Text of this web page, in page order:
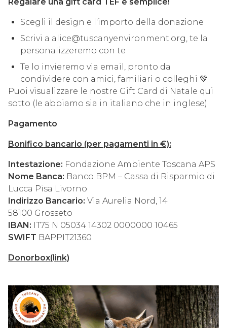
Scegli il design e l'importo della donazione
Scrivi a alice@tuscanyenvironment.org, te la
personalizzeremo con te
Te lo invieremo via email, pronto da
condividere con amici, familiari o colleghi 💚
Puoi visualizzare le nostre Gift Card di Natale qui
sotto (le abbiamo sia in italiano che in inglese)
Pagamento
Bonifico bancario (per pagamenti in €):
Intestazione: Fondazione Ambiente Toscana APS
Nome Banca: Banco BPM – Cassa di Risparmio di
Lucca Pisa Livorno
Indirizzo Bancario: Via Aurelia Nord, 14
58100 Grosseto
IBAN: IT75 N 05034 14302 0000000 10465
SWIFT BAPPIT21360
Donorbox(link)